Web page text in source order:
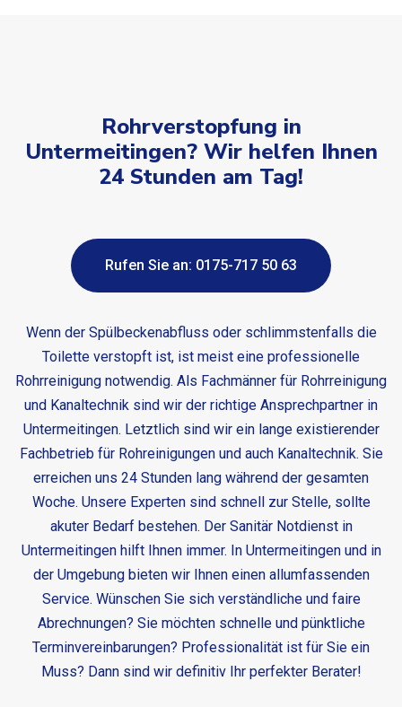
Rohrverstopfung in
Untermeitingen? Wir helfen Ihnen
24 Stunden am Tag!
Rufen Sie an: 0175-717 50 63
Wenn der Spülbeckenabfluss oder schlimmstenfalls die
Toilette verstopft ist, ist meist eine professionelle
Rohrreinigung notwendig. Als Fachmänner für Rohrreinigung
und Kanaltechnik sind wir der richtige Ansprechpartner in
Untermeitingen. Letztlich sind wir ein lange existierender
Fachbetrieb für Rohreinigungen und auch Kanaltechnik. Sie
erreichen uns 24 Stunden lang während der gesamten
Woche. Unsere Experten sind schnell zur Stelle, sollte
akuter Bedarf bestehen. Der Sanitär Notdienst in
Untermeitingenhilft Ihnen immer. In Untermeitingen und in
der Umgebung bieten wir Ihnen einen allumfassenden
Service. Wünschen Sie sich verständliche und faire
Abrechnungen? Sie möchten schnelle und pünktliche
Terminvereinbarungen? Professionalität ist für Sie ein
Muss? Dann sind wir definitiv Ihr perfekter Berater!